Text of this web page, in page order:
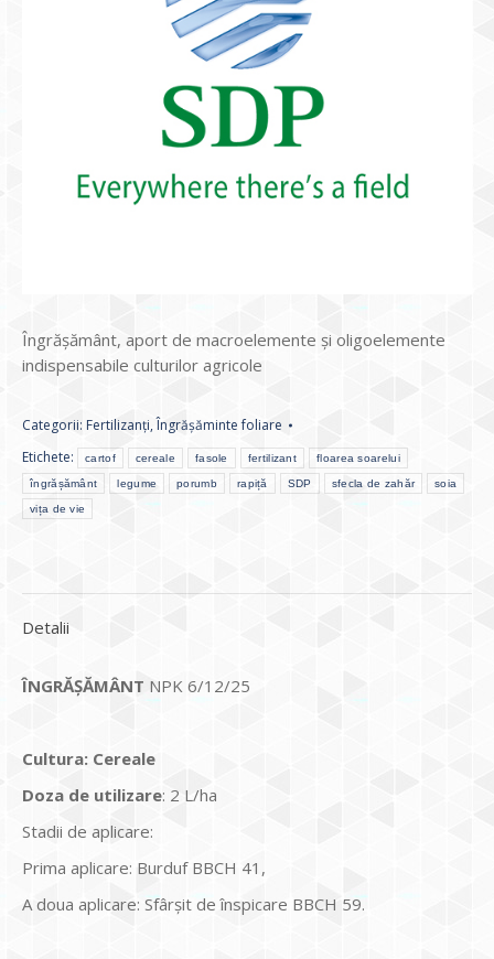
Îngrășământ, aport de macroelemente și oligoelemente
indispensabile culturilor agricole
Categorii: Fertilizanți,Îngrășăminte foliare
Etichete:
cartof cereale fasole fertilizant floarea soarelui
îngrășământ legume porumb rapiță SDP sfecla de zahăr soia
vița de vie
Detalii
ÎNGRĂȘĂMÂNT NPK 6/12/25
Cultura: Cereale
Doza de utilizare: 2 L/ha
Stadii de aplicare:
Prima aplicare: Burduf BBCH 41,
A doua aplicare: Sfârşit de înspicare BBCH 59.